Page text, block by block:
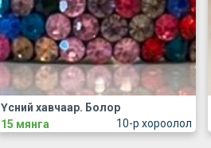
10-р хороолол
Үсний хавчаар. Болор
15 мянга